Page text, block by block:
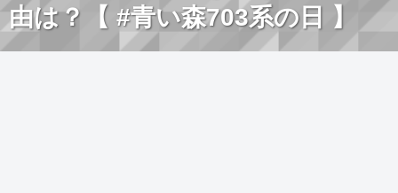
由は？【 #青い森703系の日 】